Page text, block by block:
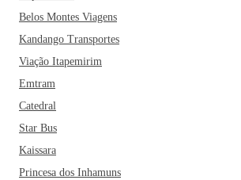
Belos Montes Viagens
Kandango Transportes
Viação Itapemirim
Emtram
Catedral
Star Bus
Kaissara
Princesa dos Inhamuns